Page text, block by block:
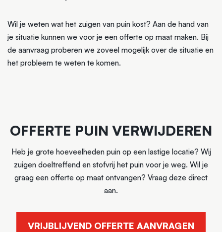
Wil je weten wat het zuigen van puin kost? Aan de hand van
je situatie kunnen we voor je een offerte op maat maken. Bij
de aanvraag proberen we zoveel mogelijk over de situatie en
het probleem te weten te komen.
OFFERTE PUIN VERWIJDEREN
Heb je grote hoeveelheden puin op een lastige locatie? Wij
zuigen doeltreffend en stofvrij het puin voor je weg. Wil je
graag een offerte op maat ontvangen? Vraag deze direct
aan.
VRIJBLIJVEND OFFERTE AANVRAGEN